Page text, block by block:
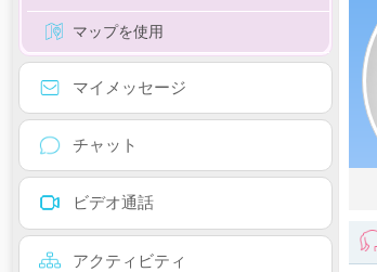
マップを使用
マイメッセージ
チャット
ビデオ通話
アクティビティ